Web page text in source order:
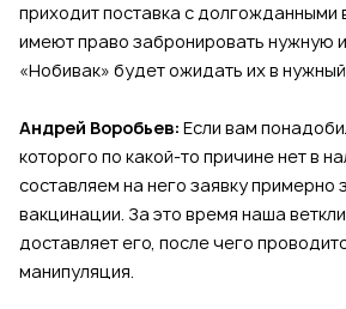
приходит поставка с долгожданными
имеют право забронировать нужную
«Нобивак» будет ожидать их в
Андрей Воробьев: Если вам
которого по какой-то причине нет в
составляем на него заявку примерно
вакцинации. За это время наша
доставляет его, после чего
манипуляция.